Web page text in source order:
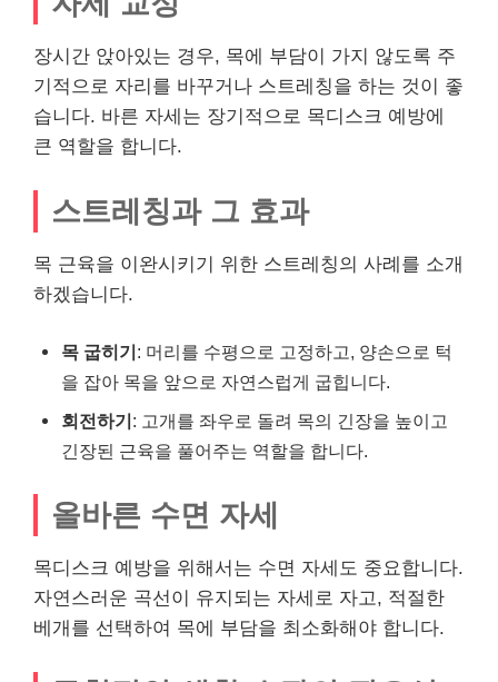
장시간 앉아있는 경우, 목에 부담이 가지 않도록 주
기적으로 자리를 바꾸거나 스트레칭을 하는 것이 좋
습니다. 바른 자세는 장기적으로 목디스크 예방에
큰 역할을 합니다.
스트레칭과 그 효과
목 근육을 이완시키기 위한 스트레칭의 사례를 소개
하겠습니다.
목 굽히기: 머리를 수평으로 고정하고, 양손으로 턱
을 잡아 목을 앞으로 자연스럽게 굽힙니다.
회전하기: 고개를 좌우로 돌려 목의 긴장을 높이고
긴장된 근육을 풀어주는 역할을 합니다.
올바른 수면 자세
목디스크 예방을 위해서는 수면 자세도 중요합니다.
자연스러운 곡선이 유지되는 자세로 자고, 적절한
베개를 선택하여 목에 부담을 최소화해야 합니다.